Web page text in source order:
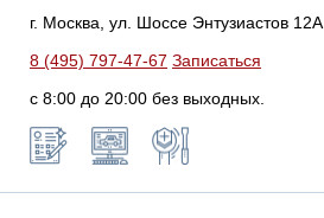
г. Москва, ул. Шоссе Энтузиастов 12А
8 (495) 797-47-67 Записаться
с 8:00 до 20:00 без выходных.